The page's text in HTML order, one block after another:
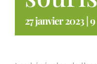
27 janvier 2023 |